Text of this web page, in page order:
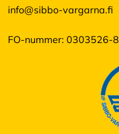
info@sibbo-vargarna.fi
FO-nummer: 0303526-8